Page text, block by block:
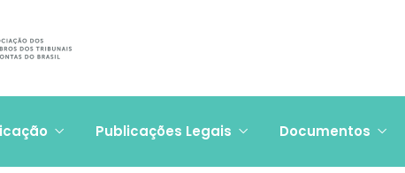
Publicações Legais Documentos